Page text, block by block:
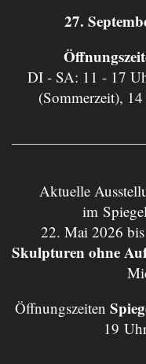
27.
DI - SA: 11 - 17
(Sommerzeit),
Aktuelle
im
22. Mai 2026
Skulpturen ohne
Öffnungszeiten
19